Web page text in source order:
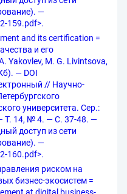
—
159.pdf>.
and its certification =
и его
Yakovlev, M. G. Livintsova,
— DOI
// Научно-
университета. Сер.:
Т. 14, № 4. — С. 37-48. —
доступ из сети
—
160.pdf>.
риском на
бизнес-экосистем =